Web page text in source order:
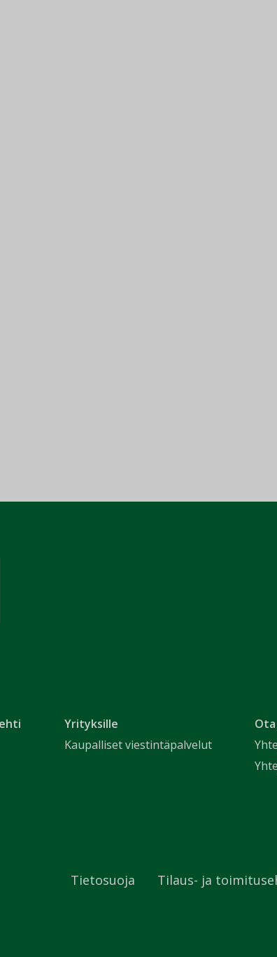
Yrityksille
Kaupalliset viestintäpalvelut
Tietosuoja Tilaus- ja